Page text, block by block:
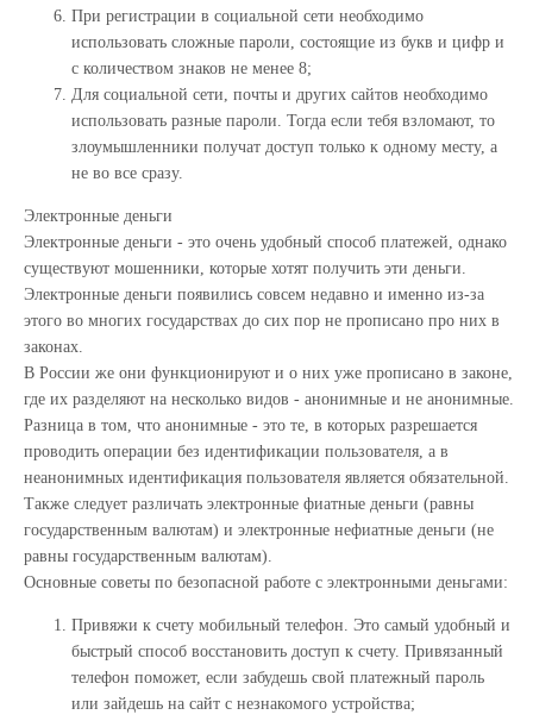
При регистрации в социальной сети необходимо
использовать сложные пароли, состоящие из букв и цифр и
с количеством знаков не менее 8;
Для социальной сети, почты и других сайтов необходимо
использовать разные пароли. Тогда если тебя взломают, то
злоумышленники получат доступ только к одному месту, а
не во все сразу.
Электронные деньги
Электронные деньги - это очень удобный способ платежей, однако
существуют мошенники, которые хотят получить эти деньги.
Электронные деньги появились совсем недавно и именно из-за
этого во многих государствах до сих пор не прописано про них в
законах.
В России же они функционируют и о них уже прописано в законе,
где их разделяют на несколько видов - анонимные и не анонимные.
Разница в том, что анонимные - это те, в которых разрешается
проводить операции без идентификации пользователя, а в
неанонимных идентификация пользователя является обязательной.
Также следует различать электронные фиатные деньги (равны
государственным валютам) и электронные нефиатные деньги (не
равны государственным валютам).
Основные советы по безопасной работе с электронными деньгами:
Привяжи к счету мобильный телефон. Это самый удобный и
быстрый способ восстановить доступ к счету. Привязанный
телефон поможет, если забудешь свой платежный пароль
или зайдешь на сайт с незнакомого устройства;